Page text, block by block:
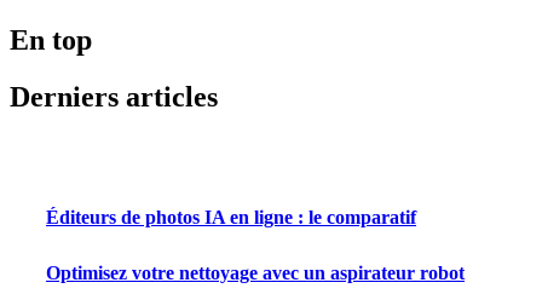
En top
Derniers articles
Éditeurs de photos IA en ligne : le comparatif
Optimisez votre nettoyage avec un aspirateur robot